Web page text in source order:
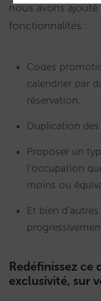
nous avons
fonctionnalités :
Codes
calendrier par
réservation.
Duplication des
Proposer un
l’occupation
moins ou
Et bien
Redéfinissez ce
exclusivité, sur